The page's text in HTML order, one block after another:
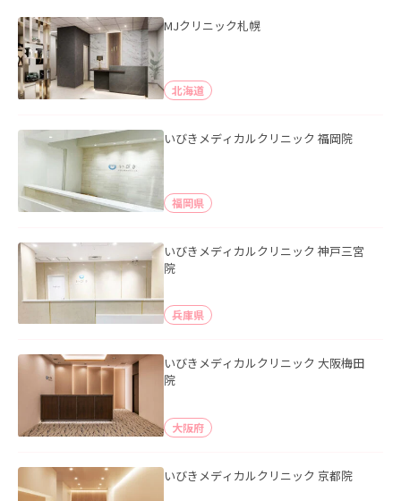
MJクリニック札幌
北海道
いびきメディカルクリニック 福岡院
福岡県
いびきメディカルクリニック 神戸三宮
院
兵庫県
いびきメディカルクリニック 大阪梅田
院
大阪府
いびきメディカルクリニック 京都院